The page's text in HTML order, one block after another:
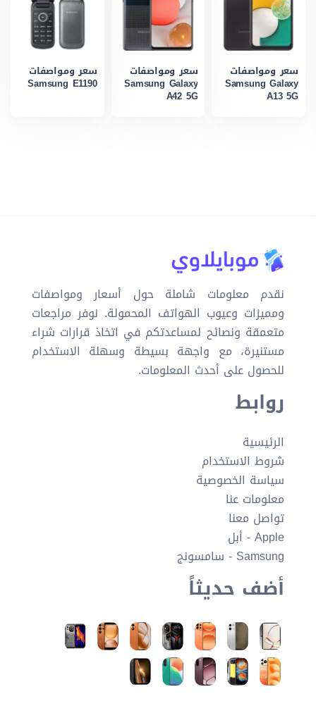
سعر ومواصفات
Samsung Galaxy
A13 5G
سعر ومواصفات
Samsung Galaxy
A42 5G
سعر ومواصفات
Samsung E1190
نقدم معلومات شاملة حول أسعار ومواصفات
ومميزات وعيوب الهواتف المحمولة. نوفر مراجعات
متعمقة ونصائح لمساعدتكم في اتخاذ قرارات شراء
مستنيرة، مع واجهة بسيطة وسهلة الاستخدام
للحصول على أحدث المعلومات.
روابط
الرئيسية
شروط الاستخدام
سياسة الخصوصية
معلومات عنا
تواصل معنا
Apple - أبل
Samsung - سامسونج
أضف حديثاً